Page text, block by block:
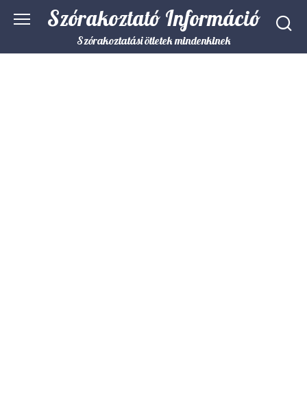
Szórakoztató Információ
Szórakoztatási ötletek mindenkinek